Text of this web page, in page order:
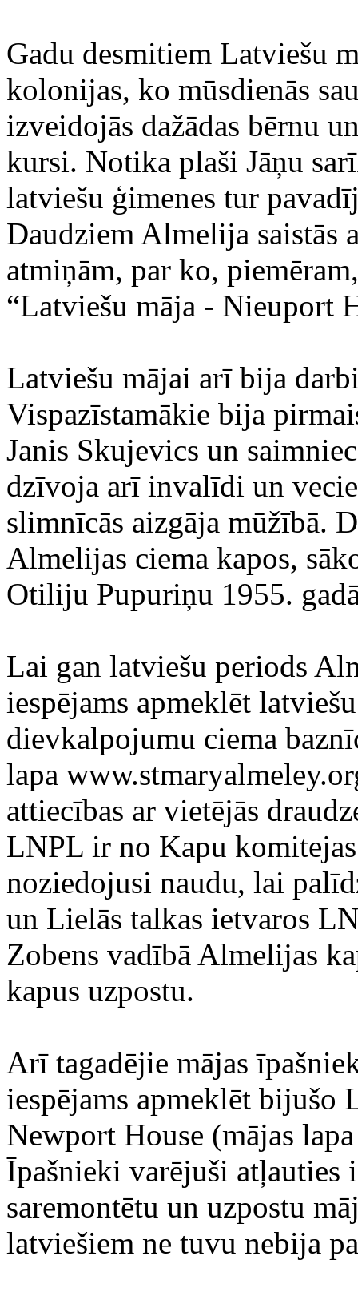
Gadu desmitiem Latviešu
kolonijas, ko mūsdienās
izveidojās dažādas bērnu
kursi. Notika plaši Jāņu
latviešu ģimenes tur
Daudziem Almelija saistās
atmiņām, par ko,
“Latviešu māja - Nieuport
Latviešu mājai arī bija
Vispazīstamākie bija
Janis Skujevics un
dzīvoja arī invalīdi un
slimnīcās aizgāja mūžībā.
Almelijas ciema kapos,
Otiliju Pupuriņu 1955.
Lai gan latviešu periods
iespējams apmeklēt
dievkalpojumu ciema
lapa
attiecības ar vietējās
LNPL ir no Kapu
noziedojusi naudu, lai
un Lielās talkas ietvaros
Zobens vadībā Almelijas
kapus uzpostu.
Arī tagadējie mājas
iespējams apmeklēt bijušo
Newport House (mājas
Īpašnieki varējuši
saremontētu un uzpostu
latviešiem ne tuvu nebija